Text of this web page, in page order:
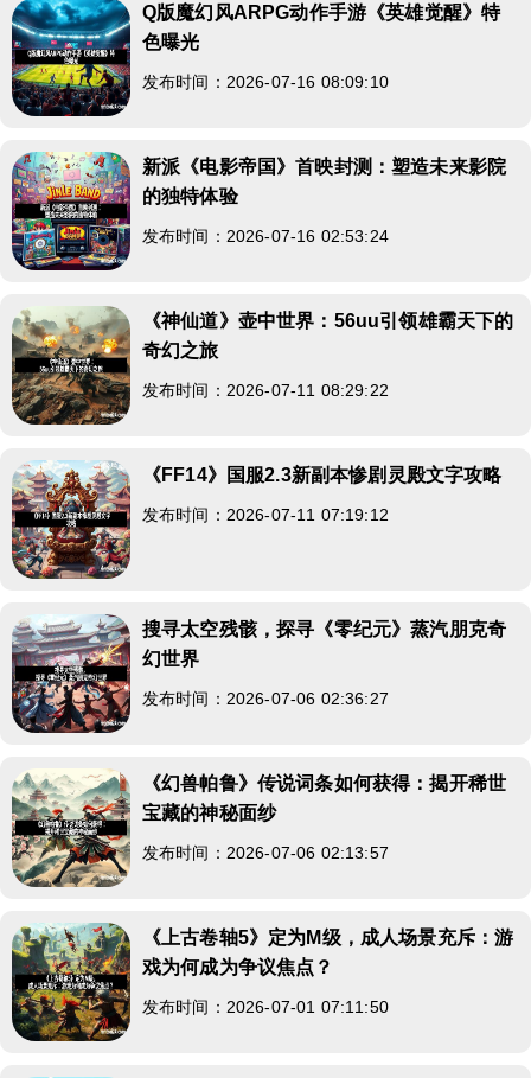
Q版魔幻风ARPG动作手游《英雄觉醒》特
色曝光
发布时间：2026-07-16 08:09:10
新派《电影帝国》首映封测：塑造未来影院
的独特体验
发布时间：2026-07-16 02:53:24
《神仙道》壶中世界：56uu引领雄霸天下的
奇幻之旅
发布时间：2026-07-11 08:29:22
《FF14》国服2.3新副本惨剧灵殿文字攻略
发布时间：2026-07-11 07:19:12
搜寻太空残骸，探寻《零纪元》蒸汽朋克奇
幻世界
发布时间：2026-07-06 02:36:27
《幻兽帕鲁》传说词条如何获得：揭开稀世
宝藏的神秘面纱
发布时间：2026-07-06 02:13:57
《上古卷轴5》定为M级，成人场景充斥：游
戏为何成为争议焦点？
发布时间：2026-07-01 07:11:50